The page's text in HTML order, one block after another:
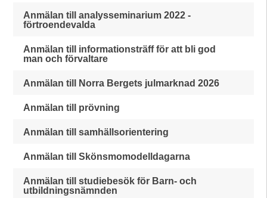
Anmälan till analysseminarium 2022 -
förtroendevalda
Anmälan till informationsträff för att bli god
man och förvaltare
Anmälan till Norra Bergets julmarknad 2026
Anmälan till prövning
Anmälan till samhällsorientering
Anmälan till Skönsmomodelldagarna
Anmälan till studiebesök för Barn- och
utbildningsnämnden